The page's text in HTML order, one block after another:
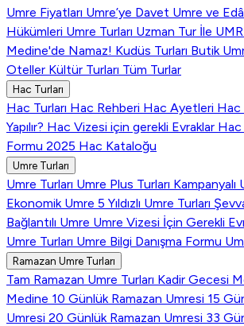
Umre Fiyatları Umre’ye Davet Umre ve
Hükümleri Umre Turları Uzman Tur İle
Medine'de Namaz! Kudüs Turları Butik
Oteller Kültür Turları Tüm Turlar
Hac Turları
Hac Turları Hac Rehberi Hac Ayetleri Hac
Yapılır? Hac Vizesi için gerekli Evraklar Hac
Formu 2025 Hac Kataloğu
Umre Turları
Umre Turları Umre Plus Turları Kampanyalı
Ekonomik Umre 5 Yıldızlı Umre Turları
Bağlantılı Umre Umre Vizesi İçin Gerekli
Umre Turları Umre Bilgi Danışma Formu
Ramazan Umre Turları
Tam Ramazan Umre Turları Kadir Gecesi
Medine 10 Günlük Ramazan Umresi 15
Umresi 20 Günlük Ramazan Umresi 33